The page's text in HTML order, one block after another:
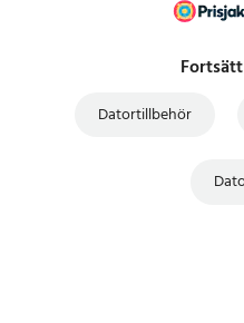
Datortillbehör